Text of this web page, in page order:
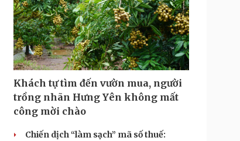
Khách tự tìm đến vườn mua, người
trồng nhãn Hưng Yên không mất
công mời chào
Chiến dịch “làm sạch” mã số thuế: